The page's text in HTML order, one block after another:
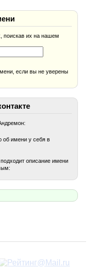
поискав их на нашем
если вы не уверены
об имени у себя в
описание имени